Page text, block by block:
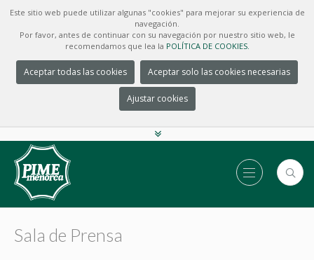
Este sitio web puede utilizar algunas "cookies" para mejorar su experiencia de
navegación.
Por favor, antes de continuar con su navegación por nuestro sitio web, le
recomendamos que lea la POLÍTICA DE COOKIES.
Aceptar todas las cookies Aceptar solo las cookies necesarias
Ajustar cookies
Sala de Prensa